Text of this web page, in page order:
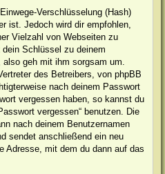
Verschlüsselung (Hash)
ist. Jedoch wird dir empfohlen,
Vielzahl von Webseiten zu
Schlüssel zu deinem
geh mit ihm sorgsam um.
des Betreibers, von phpBB
nach deinem Passwort
vergessen haben, so kannst du
vergessen“ benutzen. Die
nach deinem Benutzernamen
sendet anschließend ein neu
Adresse, mit dem du dann auf das